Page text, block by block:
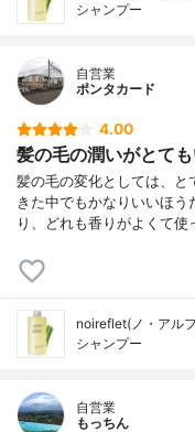
シャンプー
自営業
ポンタカード
4.00
髪の毛の潤いがとて
髪の毛の変化としては、と
きた中でもかなりいいほ
り、どれも香りがよくて
noireflet(ノ・アル
シャンプー
自営業
もっちん